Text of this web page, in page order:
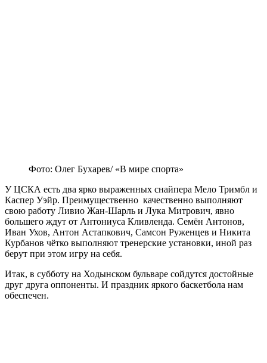
Фото: Олег Бухарев/ «В мире спорта»
У ЦСКА есть два ярко выраженных снайпера Мело Тримбл и
Каспер Уэйр. Преимущественно качественно выполняют
свою работу Ливио Жан-Шарль и Лука Митрович, явно
большего ждут от Антониуса Кливленда. Семён Антонов,
Иван Ухов, Антон Астапкович, Самсон Руженцев и Никита
Курбанов чётко выполняют тренерские установки, иной раз
берут при этом игру на себя.
Итак, в субботу на Ходынском бульваре сойдутся достойные
друг друга оппоненты. И праздник яркого баскетбола нам
обеспечен.